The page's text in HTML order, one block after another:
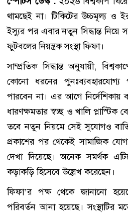
থামছেই না। টিকিটের উচ্চমূল্য ও
ইস্যুর পর এবার নতুন সিদ্ধান্ত নিয়ে
ফুটবলের নিয়ন্ত্রক সংস্থা ফিফা।
সাম্প্রতিক সিদ্ধান্ত অনুযায়ী,
কোনো ধরনের পুনঃব্যবহারযোগ্য
পারবেন না। এর আগে নির্দেশিকায়
ধারণক্ষমতার স্বচ্ছ ও খালি প্লাস্টিক
তবে নতুন নিয়মে সেই সুযোগও
প্রকাশের পর থেকেই সামাজিক
দেখা দিয়েছে। অনেক সমর্থক
কড়াকড়ি হিসেবে উল্লেখ করেছেন।
ফিফা’র পক্ষ থেকে জানানো
পরিবর্তন আনা হয়েছে। সংস্থাটির